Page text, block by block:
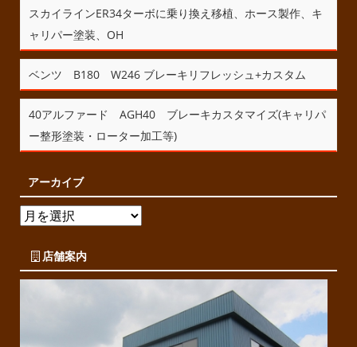
スカイラインER34ターボに乗り換え移植、ホース製作、キ
ャリパー塗装、OH
ベンツ B180 W246 ブレーキリフレッシュ+カスタム
40アルファード AGH40 ブレーキカスタマイズ(キャリパ
ー整形塗装・ローター加工等)
アーカイブ
店舗案内